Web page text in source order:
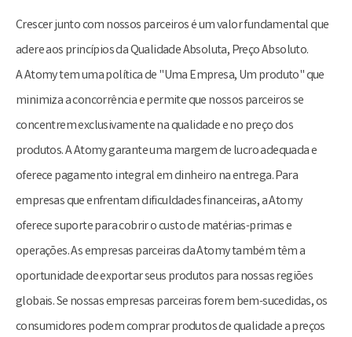
Crescer junto com nossos parceiros é um valor fundamental que
adere aos princípios da Qualidade Absoluta, Preço Absoluto.
A Atomy tem uma política de "Uma Empresa, Um produto" que
minimiza a concorrência e permite que nossos parceiros se
concentrem exclusivamente na qualidade e no preço dos
produtos. A Atomy garante uma margem de lucro adequada e
oferece pagamento integral em dinheiro na entrega. Para
empresas que enfrentam dificuldades financeiras, a Atomy
oferece suporte para cobrir o custo de matérias-primas e
operações. As empresas parceiras da Atomy também têm a
oportunidade de exportar seus produtos para nossas regiões
globais. Se nossas empresas parceiras forem bem-sucedidas, os
consumidores podem comprar produtos de qualidade a preços